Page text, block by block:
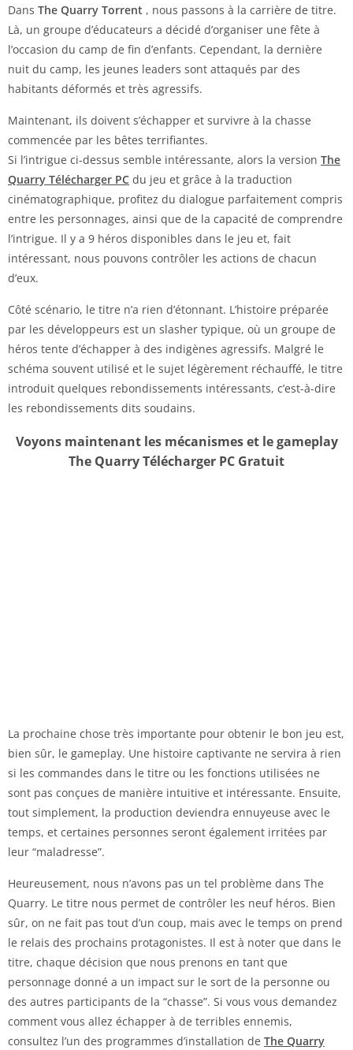
Dans The Quarry Torrent , nous passons à la carrière de titre.
Là, un groupe d’éducateurs a décidé d’organiser une fête à
l’occasion du camp de fin d’enfants. Cependant, la dernière
nuit du camp, les jeunes leaders sont attaqués par des
habitants déformés et très agressifs.
Maintenant, ils doivent s’échapper et survivre à la chasse
commencée par les bêtes terrifiantes.
Si l’intrigue ci-dessus semble intéressante, alors la version The
Quarry Télécharger PC du jeu et grâce à la traduction
cinématographique, profitez du dialogue parfaitement compris
entre les personnages, ainsi que de la capacité de comprendre
l’intrigue. Il y a 9 héros disponibles dans le jeu et, fait
intéressant, nous pouvons contrôler les actions de chacun
d’eux.
Côté scénario, le titre n’a rien d’étonnant. L’histoire préparée
par les développeurs est un slasher typique, où un groupe de
héros tente d’échapper à des indigènes agressifs. Malgré le
schéma souvent utilisé et le sujet légèrement réchauffé, le titre
introduit quelques rebondissements intéressants, c’est-à-dire
les rebondissements dits soudains.
Voyons maintenant les mécanismes et le gameplay
The Quarry Télécharger PC Gratuit
La prochaine chose très importante pour obtenir le bon jeu est,
bien sûr, le gameplay. Une histoire captivante ne servira à rien
si les commandes dans le titre ou les fonctions utilisées ne
sont pas conçues de manière intuitive et intéressante. Ensuite,
tout simplement, la production deviendra ennuyeuse avec le
temps, et certaines personnes seront également irritées par
leur “maladresse”.
Heureusement, nous n’avons pas un tel problème dans The
Quarry. Le titre nous permet de contrôler les neuf héros. Bien
sûr, on ne fait pas tout d’un coup, mais avec le temps on prend
le relais des prochains protagonistes. Il est à noter que dans le
titre, chaque décision que nous prenons en tant que
personnage donné a un impact sur le sort de la personne ou
des autres participants de la “chasse”. Si vous vous demandez
comment vous allez échapper à de terribles ennemis,
consultez l’un des programmes d’installation de The Quarry